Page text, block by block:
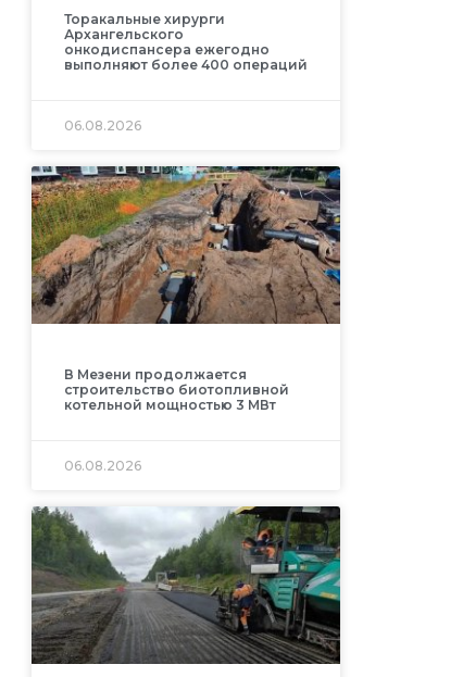
Торакальные хирурги
Архангельского
онкодиспансера ежегодно
выполняют более 400 операций
06.08.2026
В Мезени продолжается
строительство биотопливной
котельной мощностью 3 МВт
06.08.2026